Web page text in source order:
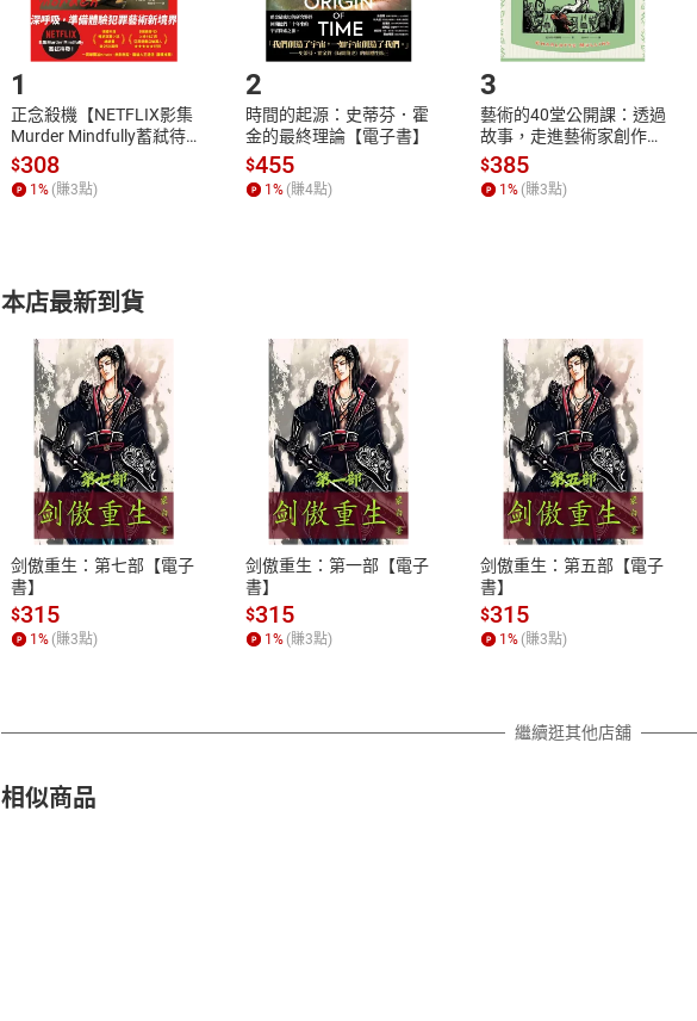
Step1.選擇閱讀載具 Step2.登入
付款方式
ATM轉帳、信用卡、LINE PAY、AFTEE
退換貨規範
本店是否提供消費者保護法七日猶
之權利，遽消費者保護法及通訊交
除權合理例外情事適用準則，依商
質各有不同規定。詳細退換貨說明
照各商品說明。
1
正念殺機【NETFLIX影集
Murder Mindfully蓄弒待
發】【電子書】
$308
1% (賺3點)
2
時間的起源：史蒂芬．霍
金的最終理論【電子書】
$455
1% (賺4點)
3
藝術的40堂公開課：透過
故事，走進藝術家創作現
場，看藝術如何誕生、如
何形塑人類生活【電子
書】
$385
1% (賺3點)
本店最新到貨
剑傲重生：第七部【電子
書】
$315
1 % (賺3點)
剑傲重生：第一部【電子
書】
$315
1 % (賺3點)
剑傲重生：第五部【電子
書】
$315
1 % (賺3點)
繼續逛其他店舖
相似商品